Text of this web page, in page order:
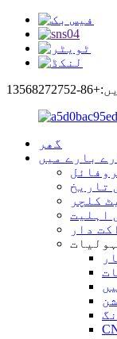
گھر
بارے میں
تاریخ
کلچر
اہلیت
دار